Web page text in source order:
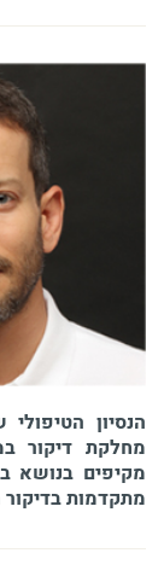
הנסיון
מחלקת דיקור
מקיפים בנושא
מתקדמות בדיקור